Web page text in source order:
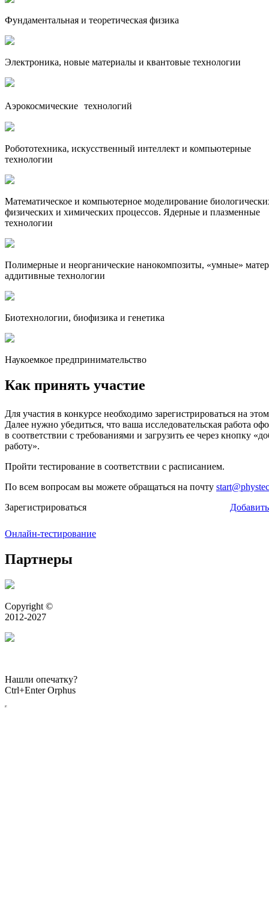
Фундаментальная и теоретическая физика
Электроника, новые материалы и квантовые технологии
Аэрокосмические технологий
Робототехника, искусственный интеллект и компьютерные
технологии
Математическое и компьютерное моделирование
физических и химических процессов. Ядерные и плазменные
технологии
Полимерные и неорганические нанокомпозиты, «умные»
аддитивные технологии
Биотехнологии, биофизика и генетика
Наукоемкое предпринимательство
Как принять участие
Для участия в конкурсе необходимо зарегистрироваться на
Далее нужно убедиться, что ваша исследовательская работа
в соответствии с требованиями и загрузить ее через кнопку
работу».
Пройти тестирование в соответствии с расписанием.
По всем вопросам вы можете обращаться на почту
Зарегистрироваться
Онлайн-тестирование
Партнеры
Copyright ©
2012-2027
Нашли опечатку?
Ctrl+Enter Orphus